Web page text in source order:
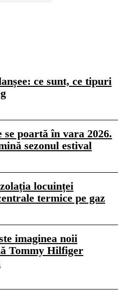
ce sunt, ce tipuri
se poartă în vara 2026.
sezonul estival
locuinței
termice pe gaz
imaginea noii
Tommy Hilfiger